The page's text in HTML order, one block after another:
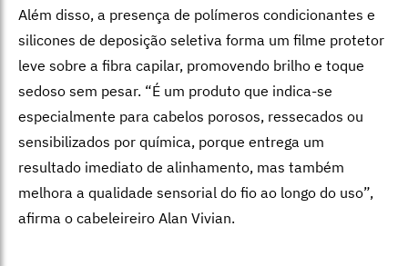
Além disso, a presença de polímeros condicionantes e
silicones de deposição seletiva forma um filme protetor
leve sobre a fibra capilar, promovendo brilho e toque
sedoso sem pesar. “É um produto que indica-se
especialmente para cabelos porosos, ressecados ou
sensibilizados por química, porque entrega um
resultado imediato de alinhamento, mas também
melhora a qualidade sensorial do fio ao longo do uso”,
afirma o cabeleireiro Alan Vivian.